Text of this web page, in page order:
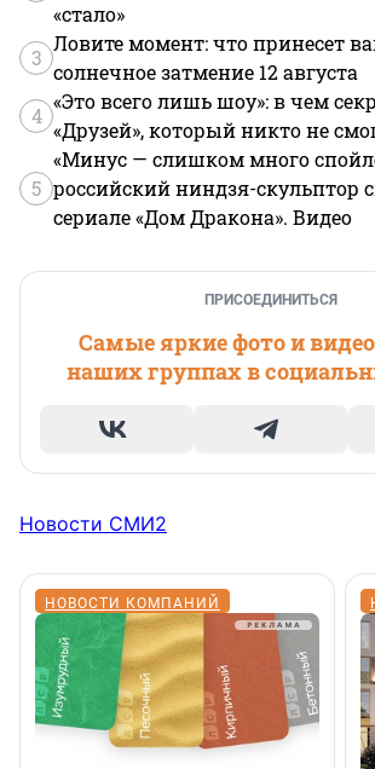
«стало»
3
Ловите момент: что принесет
солнечное затмение 12 августа
4
«Это всего лишь шоу»: в чем
«Друзей», который никто не
5
«Минус — слишком много
российский ниндзя-скульптор
сериале «Дом Дракона». Видео
ПРИСОЕДИНИТЬСЯ
Самые яркие фото и
наших группах в
Новости СМИ2
НОВОСТИ КОМПАНИЙ